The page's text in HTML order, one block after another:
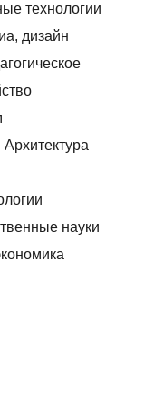
технологии
дизайн
науки